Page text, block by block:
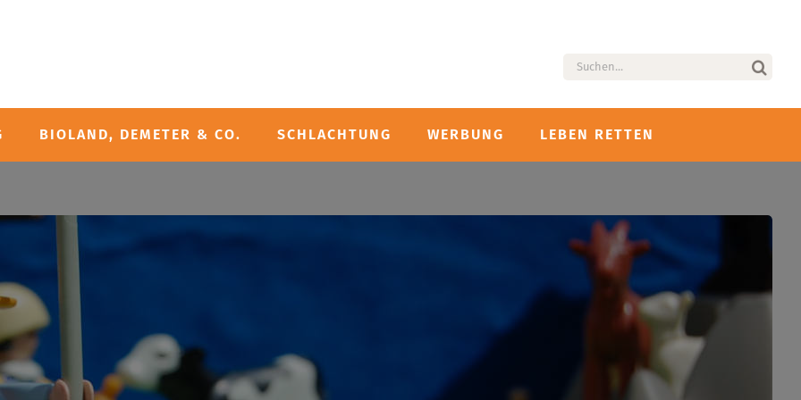
Suche
BIOLAND, DEMETER & CO. SCHLACHTUNG WERBUNG LEBEN RETTEN